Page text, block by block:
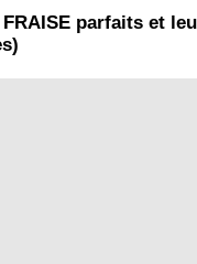
​​FRAISE parfaits et